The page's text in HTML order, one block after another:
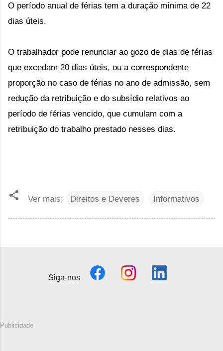
O período anual de férias tem a duração mínima de 22
dias úteis.
O trabalhador pode renunciar ao gozo de dias de férias
que excedam 20 dias úteis, ou a correspondente
proporção no caso de férias no ano de admissão, sem
redução da retribuição e do subsídio relativos ao
período de férias vencido, que cumulam com a
retribuição do trabalho prestado nesses dias.
Ver mais: Direitos e Deveres Informativos
Siga-nos
Publicidade